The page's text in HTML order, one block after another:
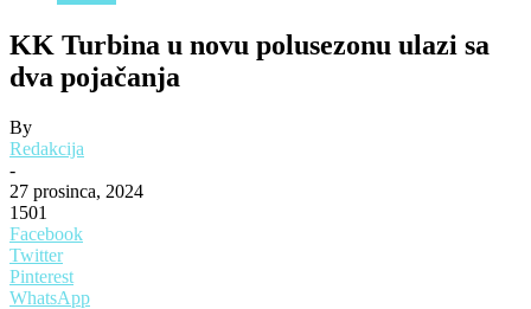
KK Turbina u novu polusezonu ulazi sa
dva pojačanja
By
Redakcija
-
27 prosinca, 2024
1501
Facebook
Twitter
Pinterest
WhatsApp